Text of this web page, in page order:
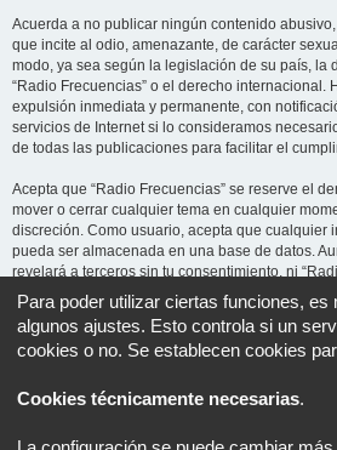
Acuerda a no publicar ningún contenido
que incite al odio, amenazante, de carácter
modo, ya sea según la legislación de su país, la
“Radio Frecuencias” o el derecho internacional.
expulsión inmediata y permanente, con
servicios de Internet si lo consideramos
de todas las publicaciones para facilitar el
Acepta que “Radio Frecuencias” se reserve el
mover o cerrar cualquier tema en cualquier
discreción. Como usuario, acepta que cualquier
pueda ser almacenada en una base de datos.
revelará a terceros sin tu consentimiento, ni
harán responsables de ningún intento de
lugar a la compromisión de los datos.
Para poder utilizar ciertas funciones, es
algunos ajustes. Esto controla si un
cookies o no. Se establecen cookies
Cookies técnicamente necesarias.